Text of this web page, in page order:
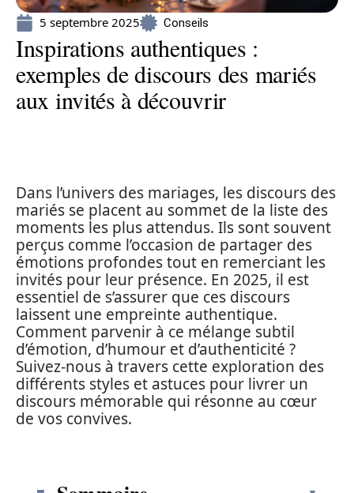
5 septembre 2025 Conseils
Inspirations authentiques :
exemples de discours des mariés
aux invités à découvrir
Dans l’univers des mariages, les discours des
mariés se placent au sommet de la liste des
moments les plus attendus. Ils sont souvent
perçus comme l’occasion de partager des
émotions profondes tout en remerciant les
invités pour leur présence. En 2025, il est
essentiel de s’assurer que ces discours
laissent une empreinte authentique.
Comment parvenir à ce mélange subtil
d’émotion, d’humour et d’authenticité ?
Suivez-nous à travers cette exploration des
différents styles et astuces pour livrer un
discours mémorable qui résonne au cœur
de vos convives.